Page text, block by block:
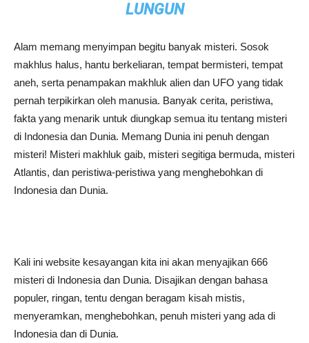
LUNGUN
Alam memang menyimpan begitu banyak misteri. Sosok
makhlus halus, hantu berkeliaran, tempat bermisteri, tempat
aneh, serta penampakan makhluk alien dan UFO yang tidak
pernah terpikirkan oleh manusia. Banyak cerita, peristiwa,
fakta yang menarik untuk diungkap semua itu tentang misteri
di Indonesia dan Dunia. Memang Dunia ini penuh dengan
misteri! Misteri makhluk gaib, misteri segitiga bermuda, misteri
Atlantis, dan peristiwa-peristiwa yang menghebohkan di
Indonesia dan Dunia.
Kali ini website kesayangan kita ini akan menyajikan 666
misteri di Indonesia dan Dunia. Disajikan dengan bahasa
populer, ringan, tentu dengan beragam kisah mistis,
menyeramkan, menghebohkan, penuh misteri yang ada di
Indonesia dan di Dunia.